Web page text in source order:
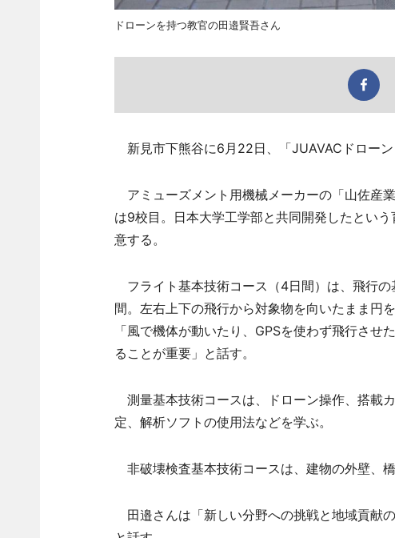
ドローンを持つ教官の田邉賢吾さん
新見市下熊谷に6月22日、「JUAVACドローン
アミューズメント用機械メーカーの「山佐産
は9校目。日本大学工学部と共同開発したとい
意する。
フライト基本技術コース（4日間）は、飛行
間。左右上下の飛行から対象物を向いたまま円
「風で機体が動いたり、GPSを使わず飛行さ
ることが重要」と話す。
測量基本技術コースは、ドローン操作、搭載
定、解析ソフトの使用法などを学ぶ。
非破壊検査基本技術コースは、建物の外壁、
田邉さんは「新しい分野への挑戦と地域貢献